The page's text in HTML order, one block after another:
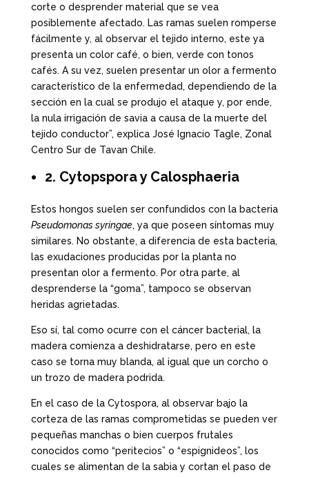
corte o desprender material que se vea
posiblemente afectado. Las ramas suelen romperse
fácilmente y, al observar el tejido interno, este ya
presenta un color café, o bien, verde con tonos
cafés. A su vez, suelen presentar un olor a fermento
característico de la enfermedad, dependiendo de la
sección en la cual se produjo el ataque y, por ende,
la nula irrigación de savia a causa de la muerte del
tejido conductor”, explica José Ignacio Tagle, Zonal
Centro Sur de Tavan Chile.
2. Cytopspora y Calosphaeria
Estos hongos suelen ser confundidos con la bacteria
Pseudomonas syringae, ya que poseen síntomas muy
similares. No obstante, a diferencia de esta bacteria,
las exudaciones producidas por la planta no
presentan olor a fermento. Por otra parte, al
desprenderse la “goma”, tampoco se observan
heridas agrietadas.
Eso sí, tal como ocurre con el cáncer bacterial, la
madera comienza a deshidratarse, pero en este
caso se torna muy blanda, al igual que un corcho o
un trozo de madera podrida.
En el caso de la Cytospora, al observar bajo la
corteza de las ramas comprometidas se pueden ver
pequeñas manchas o bien cuerpos frutales
conocidos como “peritecios” o “espignideos”, los
cuales se alimentan de la sabia y cortan el paso de